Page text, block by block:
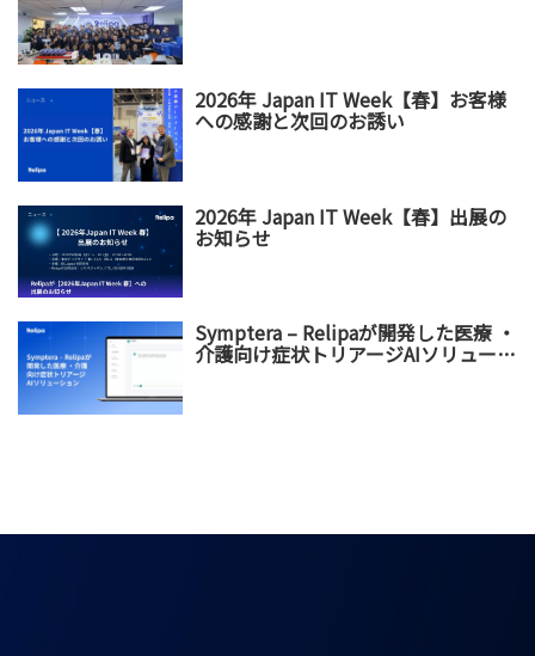
2026年 Japan IT Week【春】お客様
への感謝と次回のお誘い
2026年 Japan IT Week【春】出展の
お知らせ
Symptera – Relipaが開発した医療 ・
介護向け症状トリアージAIソリューシ